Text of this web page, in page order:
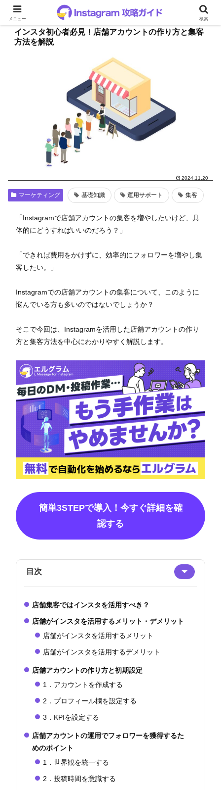
インスタ初心者必見！店舗アカウントの作り方と集客
方法を解説
2024.11.20
マーケティング 基礎知識 運用サポート 集客
「Instagramで店舗アカウントの集客を増やしたいけど、具
体的にどうすればいいのだろう？」
「できれば費用をかけずに、効率的にフォロワーを増やし集
客したい。」
Instagramでの店舗アカウントの集客について、このように
悩んでいる方も多いのではないでしょうか？
そこで今回は、Instagramを活用した店舗アカウントの作り
方と集客方法を中心にわかりやすく解説します。
簡単3STEPで導入！今すぐ詳細を確
認する
目次
店舗集客ではインスタを活用すべき？
店舗がインスタを活用するメリット・デメリット
店舗がインスタを活用するメリット
店舗がインスタを活用するデメリット
店舗アカウントの作り方と初期設定
1．アカウントを作成する
2．プロフィール欄を設定する
3．KPIを設定する
店舗アカウントの運用でフォロワーを獲得するた
めのポイント
1．世界観を統一する
2．投稿時間を意識する
メニュー 検索